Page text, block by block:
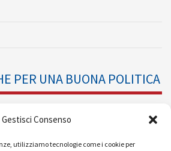
Gestisci Consenso
utilizziamo tecnologie come i cookie per
PER UNA BUONA POLITICA